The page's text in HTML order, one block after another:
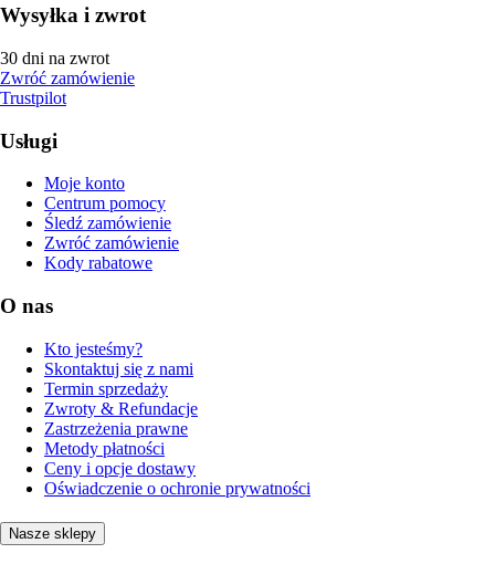
Wysyłka i zwrot
30 dni na zwrot
Zwróć zamówienie
Trustpilot
Usługi
Moje konto
Centrum pomocy
Śledź zamówienie
Zwróć zamówienie
Kody rabatowe
O nas
Kto jesteśmy?
Skontaktuj się z nami
Termin sprzedaży
Zwroty & Refundacje
Zastrzeżenia prawne
Metody płatności
Ceny i opcje dostawy
Oświadczenie o ochronie prywatności
Nasze sklepy